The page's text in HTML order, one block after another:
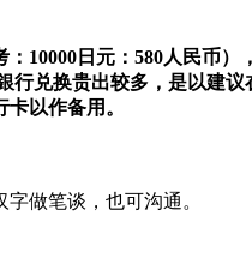
10000 日元： 580人民币）
行兑换贵出较多，是以建
以作备用。
做笔谈，也可沟通。